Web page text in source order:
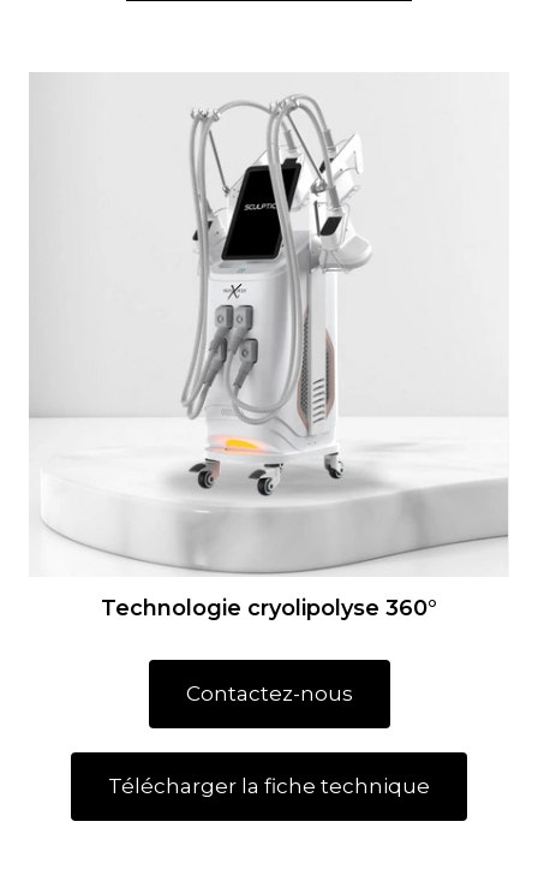
Technologie cryolipolyse 360°
Contactez-nous
Télécharger la fiche technique